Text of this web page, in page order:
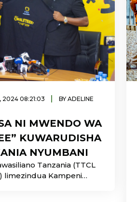
2024 08:21:03 |
BY ADELINE
NI MWENDO WA
KUWARUDISHA
NYUMBANI
Tanzania (TTCL
Kampeni